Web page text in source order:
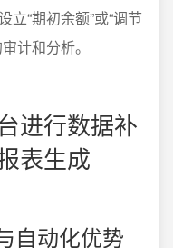
“期初余额”或“调节
计和分析。
进行数据补
表生成
自动化优势